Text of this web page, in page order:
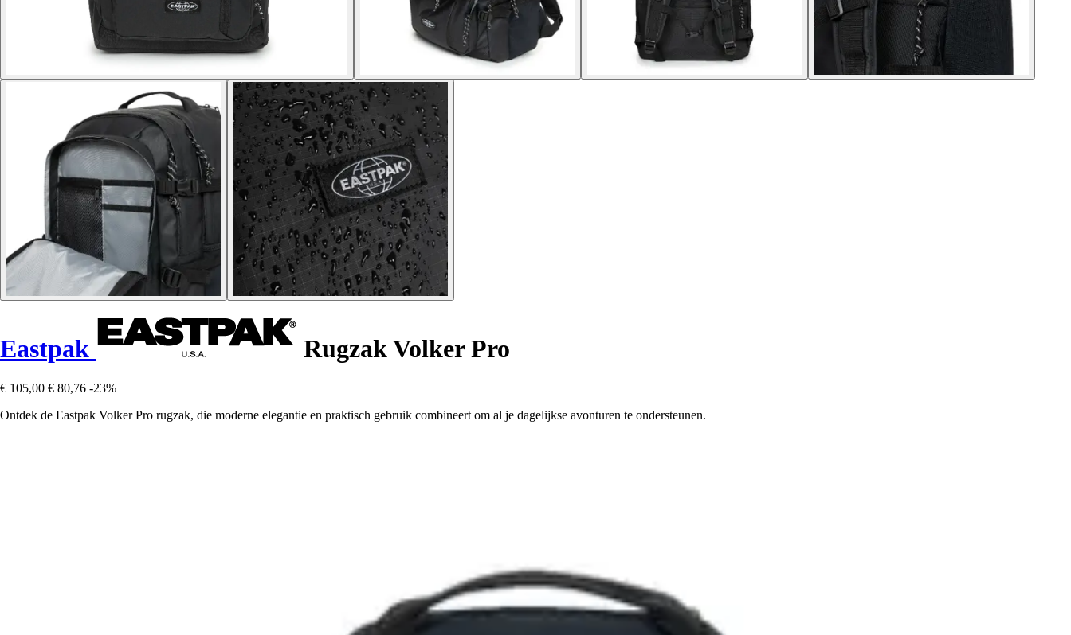
Eastpak Rugzak Volker Pro
€ 105,00 € 80,76 -23%
Ontdek de Eastpak Volker Pro rugzak, die moderne elegantie en praktisch gebruik combineert om al je dagelijkse avonturen te ondersteunen.